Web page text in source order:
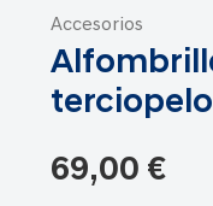
Accesorios
69,00 €
comienzo
galería
imágenes